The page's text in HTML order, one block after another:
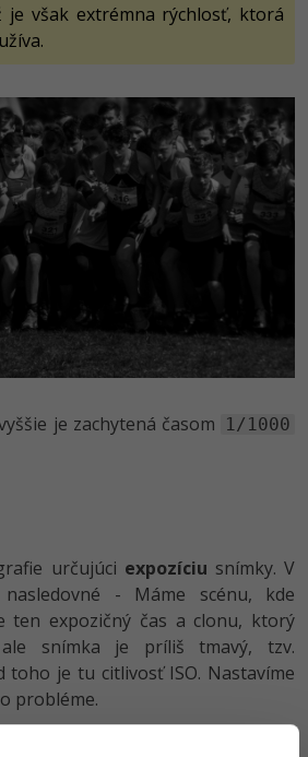
je však extrémna rýchlosť, ktorá
je zachytená časom 1/1000
určujúci expozíciu snímky. V
- Máme scénu, kde
ten expozičný čas a clonu, ktorý
snímka je príliš tmavý, tzv.
toho je tu citlivosť ISO. Nastavíme
probléme.
niekedy nie je.